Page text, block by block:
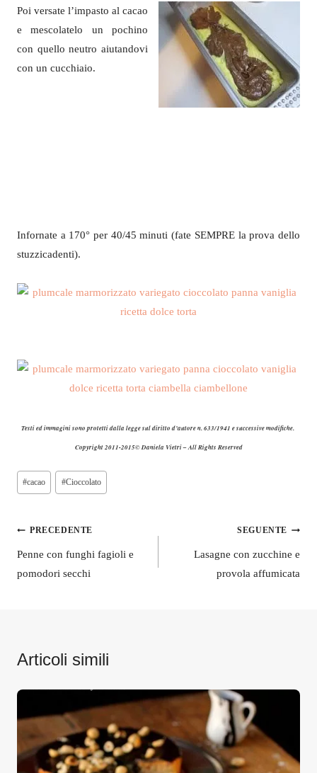
Poi versate l’impasto al cacao
e mescolatelo un pochino
con quello neutro aiutandovi
con un cucchiaio.
Infornate a 170° per 40/45 minuti (fate SEMPRE la prova dello
stuzzicadenti).
Testi ed immagini sono protetti dalla legge sul diritto d’autore n. 633/1941 e successive modifiche.
Copyright 2011-2015© Daniela Vietri – All Rights Reserved
Tag
articolo:
#cacao #Cioccolato
Navigazione
articoli
PRECEDENTE
Penne con funghi fagioli e
pomodori secchi
SEGUENTE
Lasagne con zucchine e
provola affumicata
Articoli simili